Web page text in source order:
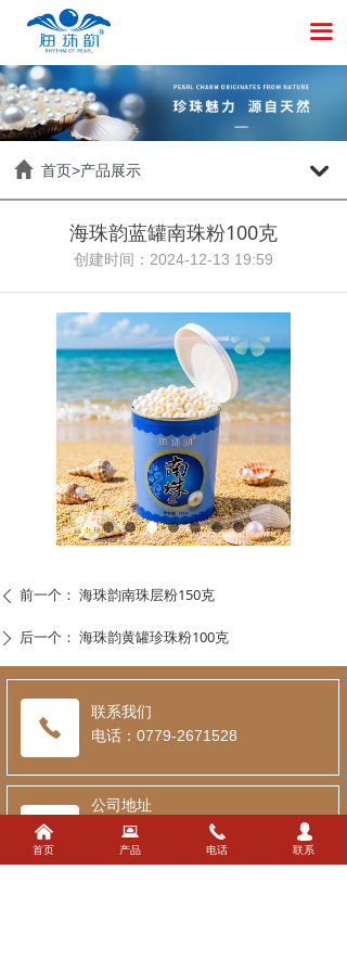
끀
首页>产品展示 낔
海珠韵蓝罐南珠粉100克
创建时间： 2024-12-13 19:59
ꄴ 前一个： 海珠韵南珠层粉150克
ꄲ 后一个： 海珠韵黄罐珍珠粉100克
联系我们
电话：0779-2671528
公司地址
地址：
广西北海工业园区吉林路与
台湾路交汇北海市新元投资开发有
낀
首页
뀵
产品
끅
电话
넙
联系